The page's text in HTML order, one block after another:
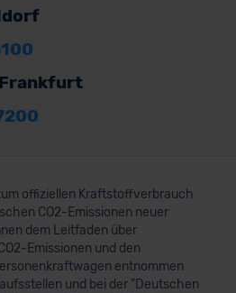
offiziellen Kraftstoffverbrauch
CO2-Emissionen neuer
dem Leitfaden über
Emissionen und den
entnommen
und bei der "Deutschen